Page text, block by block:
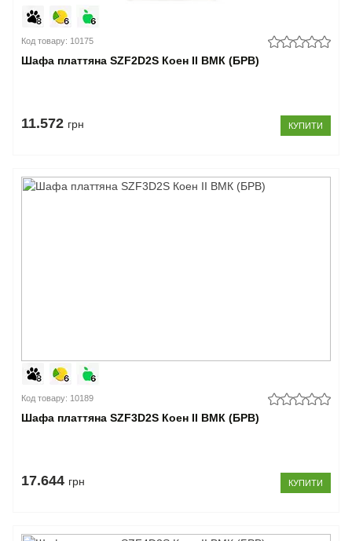
Код товару: 10175
Шафа платтяна SZF2D2S Коен II ВМК (БРВ)
11.572 грн КУПИТИ
Код товару: 10189
Шафа платтяна SZF3D2S Коен II ВМК (БРВ)
17.644 грн КУПИТИ